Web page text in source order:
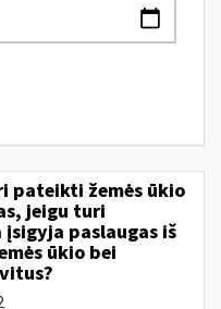
pateikti žemės ūkio
jeigu turi
paslaugas iš
ūkio bei